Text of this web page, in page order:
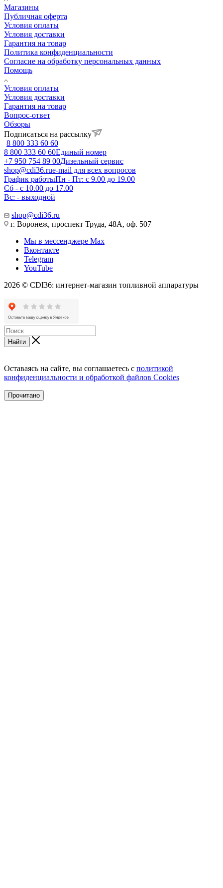
Магазины
Публичная оферта
Условия оплаты
Условия доставки
Гарантия на товар
Политика конфиденциальности
Согласие на обработку персональных данных
Помощь
Условия оплаты
Условия доставки
Гарантия на товар
Вопрос-ответ
Обзоры
Подписаться на рассылку
8 800 333 60 60
8 800 333 60 60Единый номер
+7 950 754 89 00Дизельный сервис
shop@cdi36.rue-mail для всех вопросов
График работыПн - Пт: с 9.00 до 19.00
Сб - с 10.00 до 17.00
Вс: - выходной
shop@cdi36.ru
г. Воронеж, проспект Труда, 48А, оф. 507
Мы в мессенджере Max
Вконтакте
Telegram
YouTube
2026 © CDI36: интернет-магазин топливной аппаратуры
Найти
Оставаясь на сайте, вы соглашаетесь с политикой
конфиденциальности и обработкой файлов Cookies
Прочитано